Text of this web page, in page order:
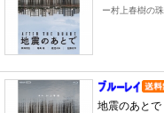
ー村上春樹の
地震のあと